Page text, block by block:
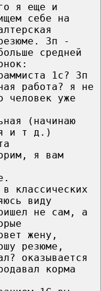
я еще и
себе на
Зп -
средней
1с? Зп
работа? я не
человек уже
(начинаю
и т д.)
я вам
классических
виду
не сам, а
жену,
резюме,
оказывается
корма